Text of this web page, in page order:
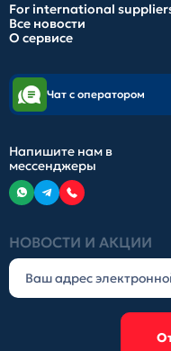
For international
Все новости
О сервисе
НОВОСТИ И АКЦИИ
Чат с оператором
Напишите нам в
мессенджеры